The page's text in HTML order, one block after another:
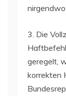
3. Die
geregelt,
korrekten